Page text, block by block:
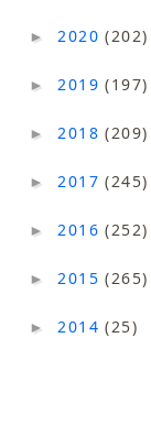
► 2020(202)
► 2019(197)
► 2018(209)
► 2017(245)
► 2016(252)
► 2015(265)
► 2014(25)